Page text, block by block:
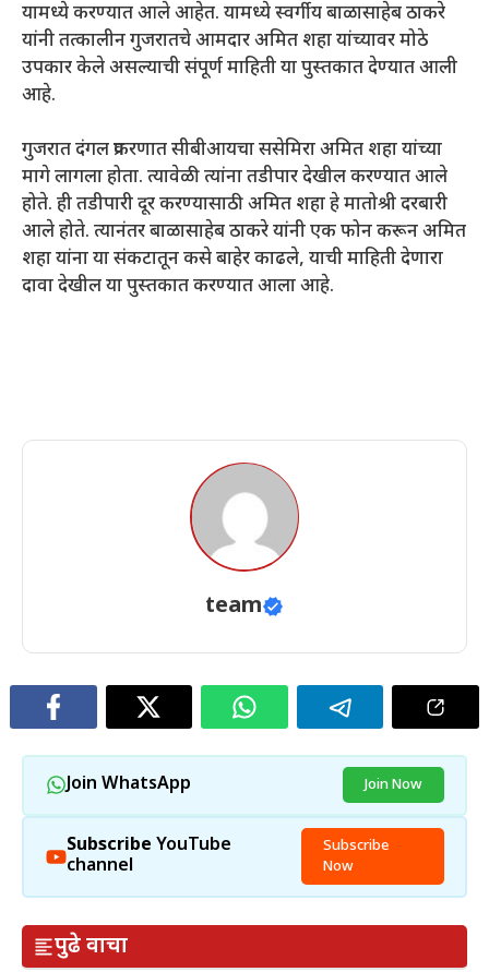
यामध्ये करण्यात आले आहेत. यामध्ये स्वर्गीय बाळासाहेब ठाकरे
यांनी तत्कालीन गुजरातचे आमदार अमित शहा यांच्यावर मोठे
उपकार केले असल्याची संपूर्ण माहिती या पुस्तकात देण्यात आली
आहे.
गुजरात दंगल प्रकरणात सीबीआयचा ससेमिरा अमित शहा यांच्या
मागे लागला होता. त्यावेळी त्यांना तडीपार देखील करण्यात आले
होते. ही तडीपारी दूर करण्यासाठी अमित शहा हे मातोश्री दरबारी
आले होते. त्यानंतर बाळासाहेब ठाकरे यांनी एक फोन करून अमित
शहा यांना या संकटातून कसे बाहेर काढले, याची माहिती देणारा
दावा देखील या पुस्तकात करण्यात आला आहे.
team
Join WhatsApp Join Now
Subscribe YouTube
channel
Subscribe
Now
पुढे वाचा